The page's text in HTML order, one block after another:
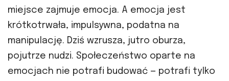
miejsce zajmuje emocja. A emocja jest
krótkotrwała, impulsywna, podatna na
manipulację. Dziś wzrusza, jutro oburza,
pojutrze nudzi. Społeczeństwo oparte na
emocjach nie potrafi budować — potrafi tylko